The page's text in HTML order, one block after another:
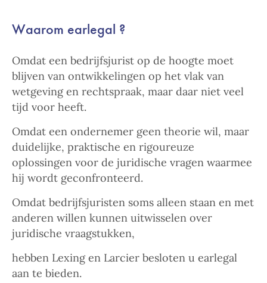
Waarom earlegal ?
Omdat een bedrijfsjurist op de hoogte moet
blijven van ontwikkelingen op het vlak van
wetgeving en rechtspraak, maar daar niet veel
tijd voor heeft.
Omdat een ondernemer geen theorie wil, maar
duidelijke, praktische en rigoureuze
oplossingen voor de juridische vragen waarmee
hij wordt geconfronteerd.
Omdat bedrijfsjuristen soms alleen staan en met
anderen willen kunnen uitwisselen over
juridische vraagstukken,
hebben Lexing en Larcier besloten u earlegal
aan te bieden.